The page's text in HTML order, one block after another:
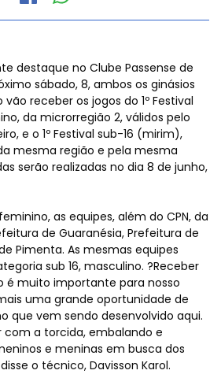
destaque no Clube Passense de
sábado, 8, ambos os ginásios
receber os jogos do 1º Festival
da microrregião 2, válidos pelo
e o 1º Festival sub-16 (mirim),
mesma região e pela mesma
serão realizadas no dia 8 de junho,
as equipes, além do CPN, da
de Guaranésia, Prefeitura de
Pimenta. As mesmas equipes
sub 16, masculino. ?Receber
é muito importante para nosso
uma grande oportunidade de
que vem sendo desenvolvido aqui.
a torcida, embalando e
e meninas em busca dos
o técnico, Davisson Karol.